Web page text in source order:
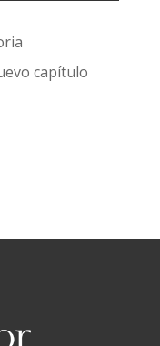
capítulo